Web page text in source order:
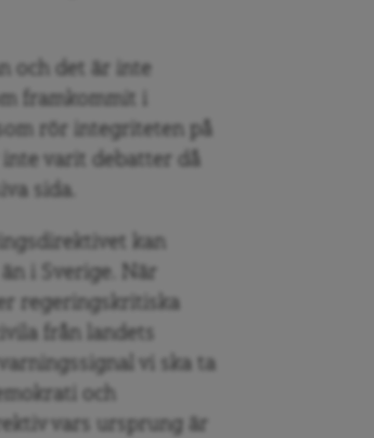
och det är inte
framkommit i
rör integriteten på
varit debatter då
sida.
kan
i Sverige. När
regeringskritiska
från landets
vi ska ta
och
vars ursprung är